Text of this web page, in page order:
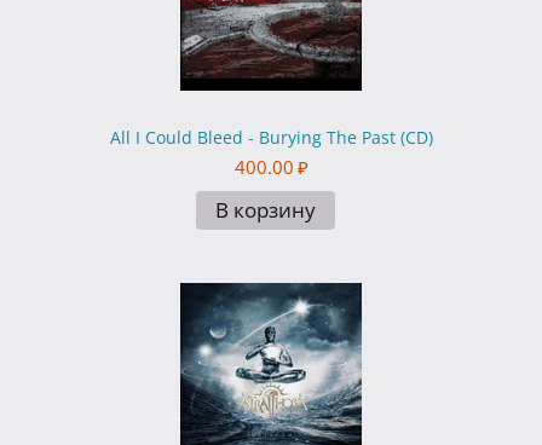
All I Could Bleed - Burying The Past (CD)
400.00 ₽
В корзину